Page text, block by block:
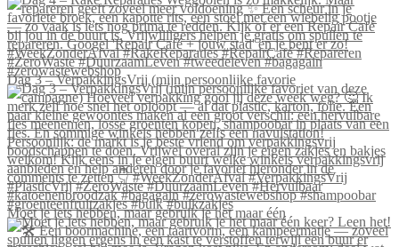
Dag 3 – VerpakkingsVrij (mijn persoonlijke favorie
Moet je iets hebben, maar gebruik je het maar één